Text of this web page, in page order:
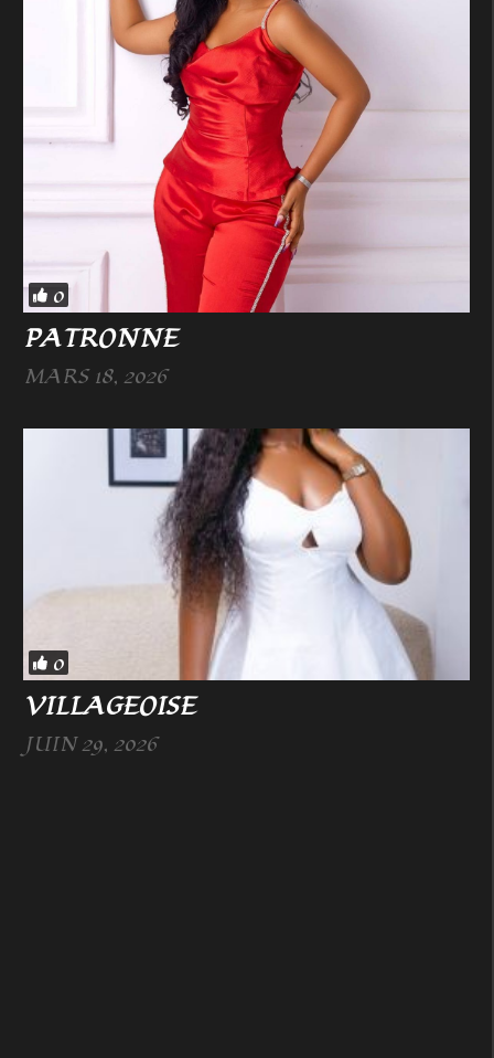
0
PATRONNE
MARS 18, 2026
0
VILLAGEOISE
JUIN 29, 2026